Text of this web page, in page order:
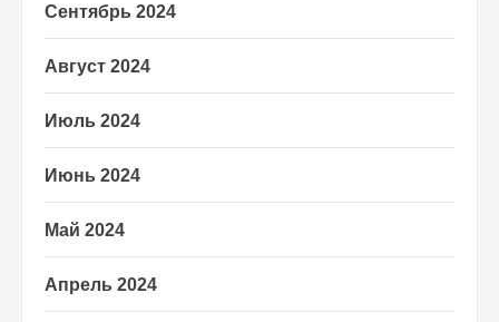
Сентябрь 2024
Август 2024
Июль 2024
Июнь 2024
Май 2024
Апрель 2024